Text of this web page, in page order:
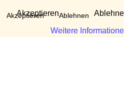
Akzeptieren Ablehnen
Weitere
Akzeptieren
Weitere